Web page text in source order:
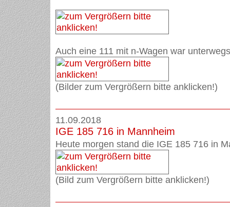
Auch eine 111 mit n-Wagen war
(Bilder zum Vergrößern bitte anklicken!)
11.09.2018
IGE 185 716 in Mannheim
Heute morgen stand die IGE 185 716 in
(Bild zum Vergrößern bitte anklicken!)